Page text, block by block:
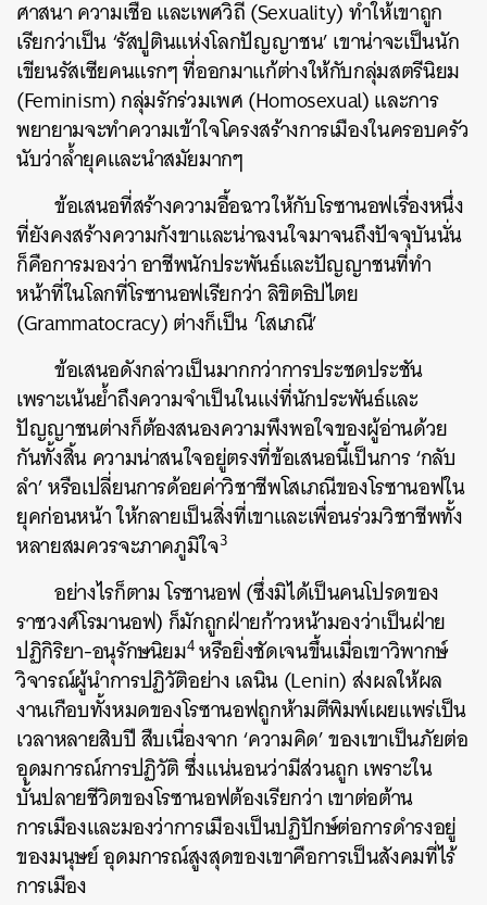
ศาสนา ความเชื่อ และเพศวิถี (Sexuality) ทำให้เขาถูก
เรียกว่าเป็น ‘รัสปูตินแห่งโลกปัญญาชน’ เขาน่าจะเป็นนัก
เขียนรัสเซียคนแรกๆ ที่ออกมาแก้ต่างให้กับกลุ่มสตรีนิยม
(Feminism) กลุ่มรักร่วมเพศ (Homosexual) และการ
พยายามจะทำความเข้าใจโครงสร้างการเมืองในครอบครัว
นับว่าล้ำยุคและนำสมัยมากๆ
ข้อเสนอที่สร้างความอื้อฉาวให้กับโรซานอฟเรื่องหนึ่ง
ที่ยังคงสร้างความกังขาและน่าฉงนใจมาจนถึงปัจจุบันนั่น
ก็คือการมองว่า อาชีพนักประพันธ์และปัญญาชนที่ทำ
หน้าที่ในโลกที่โรซานอฟเรียกว่า ลิขิตธิปไตย
(Grammatocracy) ต่างก็เป็น ‘โสเภณี’
ข้อเสนอดังกล่าวเป็นมากกว่าการประชดประชัน
เพราะเน้นย้ำถึงความจำเป็นในแง่ที่นักประพันธ์และ
ปัญญาชนต่างก็ต้องสนองความพึงพอใจของผู้อ่านด้วย
กันทั้งสิ้น ความน่าสนใจอยู่ตรงที่ข้อเสนอนี้เป็นการ ‘กลับ
ลำ’ หรือเปลี่ยนการด้อยค่าวิชาชีพโสเภณีของโรซานอฟใน
ยุคก่อนหน้า ให้กลายเป็นสิ่งที่เขาและเพื่อนร่วมวิชาชีพทั้ง
หลายสมควรจะภาคภูมิใจ3
อย่างไรก็ตาม โรซานอฟ (ซึ่งมิได้เป็นคนโปรดของ
ราชวงศ์โรมานอฟ) ก็มักถูกฝ่ายก้าวหน้ามองว่าเป็นฝ่าย
ปฏิกิริยา-อนุรักษนิยม4หรือยิ่งชัดเจนขึ้นเมื่อเขาวิพากษ์
วิจารณ์ผู้นำการปฏิวัติอย่าง เลนิน (Lenin) ส่งผลให้ผล
งานเกือบทั้งหมดของโรซานอฟถูกห้ามตีพิมพ์เผยแพร่เป็น
เวลาหลายสิบปี สืบเนื่องจาก ‘ความคิด’ ของเขาเป็นภัยต่อ
อุดมการณ์การปฏิวัติ ซึ่งแน่นอนว่ามีส่วนถูก เพราะใน
บั้นปลายชีวิตของโรซานอฟต้องเรียกว่า เขาต่อต้าน
การเมืองและมองว่าการเมืองเป็นปฏิปักษ์ต่อการดำรงอยู่
ของมนุษย์ อุดมการณ์สูงสุดของเขาคือการเป็นสังคมที่ไร้
การเมือง